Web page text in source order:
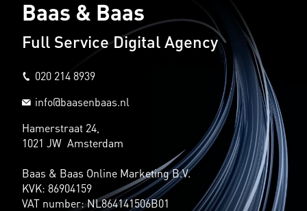
Baas & Baas
Full Service Digital Agency
020 214 8939
info@baasenbaas.nl
Hamerstraat 24,
1021 JW Amsterdam
Baas & Baas Online Marketing B.V.
KVK: 86904159
VAT number: NL864141506B01